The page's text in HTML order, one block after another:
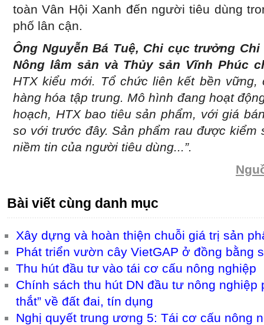
toàn Vân Hội Xanh đến người tiêu dùng
phố lân cận.
Ông Nguyễn Bá Tuệ, Chi cục trưởng
Nông lâm sản và Thủy sản Vĩnh Phúc
HTX kiểu mới. Tổ chức liên kết bền vững,
hàng hóa tập trung. Mô hình đang hoạt
hoạch, HTX bao tiêu sản phẩm, với giá
so với trước đây. Sản phẩm rau được kiểm
niềm tin của người tiêu dùng...”.
Bài viết cùng danh mục
Xây dựng và hoàn thiện chuỗi giá trị sản
Phát triển vườn cây VietGAP ở đồng bằng
Thu hút đầu tư vào tái cơ cấu nông nghiệp
Chính sách thu hút DN đầu tư nông nghiệp
thắt” về đất đai, tín dụng
Nghị quyết trung ương 5: Tái cơ cấu nông